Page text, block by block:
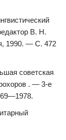
В. Н.
1990. — С. 472
советская
. — 3-е